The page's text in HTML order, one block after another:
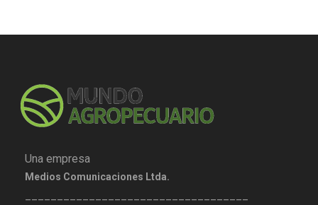
Una empresa
Medios Comunicaciones Ltda.